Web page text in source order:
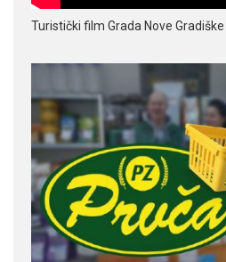
Turistički film Grada Nove Gradiške